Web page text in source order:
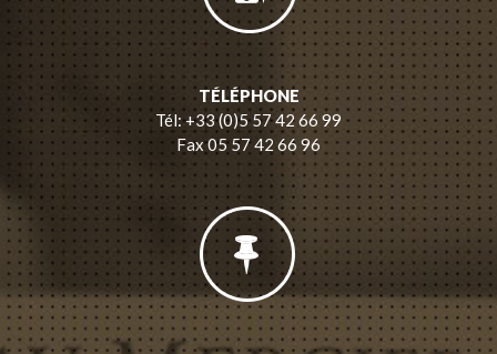
TÉLÉPHONE
Tél: +33 (0)5 57 42 66 99
Fax 05 57 42 66 96